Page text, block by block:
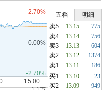
五档
明细
卖5
13.15
775
卖4
13.14
756
卖3
13.13
604
卖2
13.12
1374
卖1
13.11
186
买1
13.10
23
买2
13.09
949